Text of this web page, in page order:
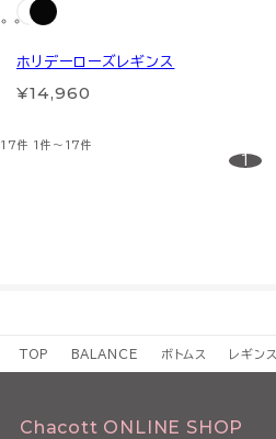
ホリデーローズレギンス
¥14,960
17件 1件～17件
1
TOP BALANCE ボトムス レギンス
Chacott ONLINE SHOP